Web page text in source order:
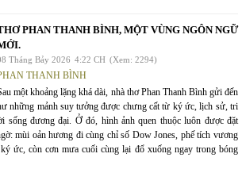
PHAN THANH BÌNH, MỘT VÙNG NGÔN NGỮ
Tháng Bảy 2026 4:22 CH (Xem: 2294)
THANH BÌNH
một khoảng lặng khá dài, nhà thơ Phan Thanh Bình gửi đến
những mảnh suy tưởng được chưng cất từ ký ức, lịch sử, tri
sống đương đại. Ở đó, hình ảnh quen thuộc luôn được đặt
mùi oản hương đi cùng chỉ số Dow Jones, phế tích vương
ức, còn cơn mưa cuối cùng lại đổ xuống ngay trong bóng